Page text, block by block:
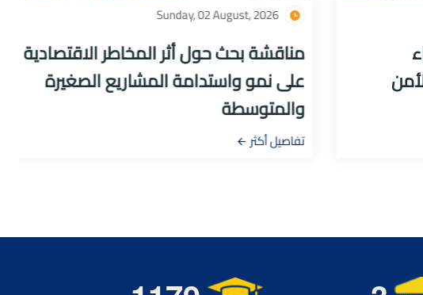
Sunday, 02 August, 2026
مناقشة بحث حول أثر المخاطر الاقتصادية
على نمو واستدامة المشاريع الصغيرة
والمتوسطة
تفاصيل أكثر